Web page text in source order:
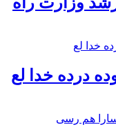
درده خدا لع